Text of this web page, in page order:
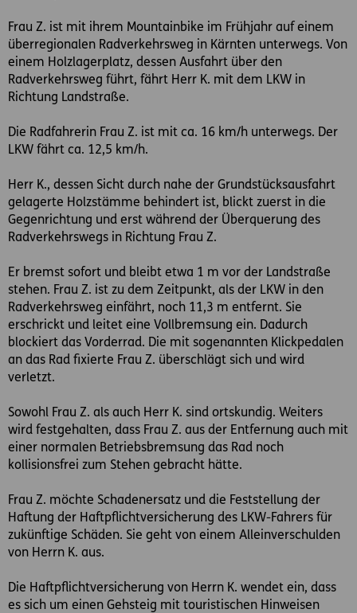
Frau Z. ist mit ihrem Mountainbike im Frühjahr auf einem
überregionalen Radverkehrsweg in Kärnten unterwegs. Von
einem Holzlagerplatz, dessen Ausfahrt über den
Radverkehrsweg führt, fährt Herr K. mit dem LKW in
Richtung Landstraße.
Die Radfahrerin Frau Z. ist mit ca. 16 km/h unterwegs. Der
LKW fährt ca. 12,5 km/h.
Herr K., dessen Sicht durch nahe der Grundstücksausfahrt
gelagerte Holzstämme behindert ist, blickt zuerst in die
Gegenrichtung und erst während der Überquerung des
Radverkehrswegs in Richtung Frau Z.
Er bremst sofort und bleibt etwa 1 m vor der Landstraße
stehen. Frau Z. ist zu dem Zeitpunkt, als der LKW in den
Radverkehrsweg einfährt, noch 11,3 m entfernt. Sie
erschrickt und leitet eine Vollbremsung ein. Dadurch
blockiert das Vorderrad. Die mit sogenannten Klickpedalen
an das Rad fixierte Frau Z. überschlägt sich und wird
verletzt.
Sowohl Frau Z. als auch Herr K. sind ortskundig. Weiters
wird festgehalten, dass Frau Z. aus der Entfernung auch mit
einer normalen Betriebsbremsung das Rad noch
kollisionsfrei zum Stehen gebracht hätte.
Frau Z. möchte Schadenersatz und die Feststellung der
Haftung der Haftpflichtversicherung des LKW-Fahrers für
zukünftige Schäden. Sie geht von einem Alleinverschulden
von Herrn K. aus.
Die Haftpflichtversicherung von Herrn K. wendet ein, dass
es sich um einen Gehsteig mit touristischen Hinweisen